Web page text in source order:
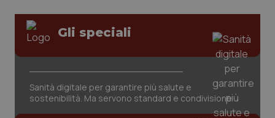
Gli speciali
Sanità digitale per garantire più salute e
sostenibilità. Ma servono standard e condivisione
www.quotidianosanita.it